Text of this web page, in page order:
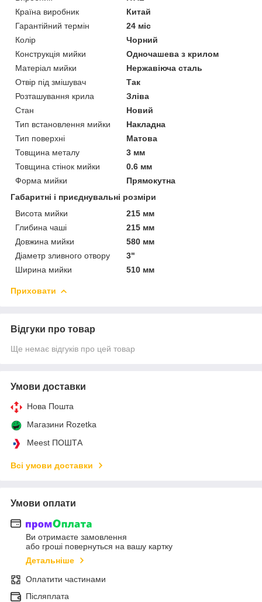
Країна виробник
Китай
Гарантійний термін
24 міс
Колір
Чорний
Конструкція мийки
Одночашева з крилом
Матеріал мийки
Нержавіюча сталь
Отвір під змішувач
Так
Розташування крила
Зліва
Стан
Новий
Тип встановлення мийки
Накладна
Тип поверхні
Матова
Товщина металу
3 мм
Товщина стінок мийки
0.6 мм
Форма мийки
Прямокутна
Габаритні і приєднувальні розміри
Висота мийки
215 мм
Глибина чаші
215 мм
Довжина мийки
580 мм
Діаметр зливного отвору
3"
Ширина мийки
510 мм
Приховати
Відгуки про товар
Ще немає відгуків про цей товар
Умови доставки
Нова Пошта
Магазини Rozetka
Meest ПОШТА
Всі умови доставки
Умови оплати
Ви отримаєте замовлення
або гроші повернуться на вашу картку
Детальніше
Оплатити частинами
Післяплата